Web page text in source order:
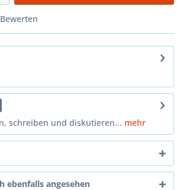
Bewerten
schreiben und diskutieren... mehr
ebenfalls angesehen